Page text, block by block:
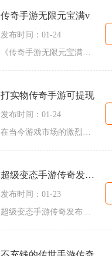
传奇手游无限元宝满v
发布时间：01-24
《传奇手游无限元宝满V》是一款备受玩家喜爱的手机游戏。作为一款传奇手游的续作，《传奇手游无限元宝满V》在保留传奇游戏经典玩法的基础上，还进行了一系列的创新和优化，为玩
打实物传奇手游可提现
发布时间：01-24
在当今游戏市场的激烈竞争中，寻找一款既能让玩家快乐游戏，同时又能提供实际奖励的手游，一直是游戏开发者们不懈努力的目标。而打实物传奇手游可提现应运而生，成为了这一目
超级变态手游传奇发布网
发布时间：01-23
超级变态手游传奇发布网，作为一款热门的手游传奇游戏平台，以其独特的玩法和丰富的游戏内容吸引了众多玩家的青睐。本文将为大家介绍超级变态手游传奇发布网的特点以及具体的